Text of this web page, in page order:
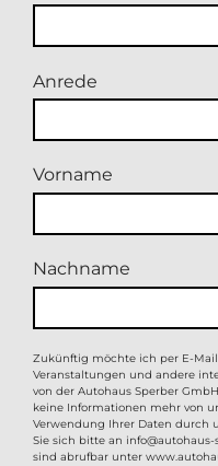
Anrede
Vorname
Nachname
Zukünftig möchte ich per E-
Veranstaltungen und andere
von der Autohaus Sperber
keine Informationen mehr von
Verwendung Ihrer Daten durch
Sie sich bitte an info@autohaus-
sind abrufbar unter